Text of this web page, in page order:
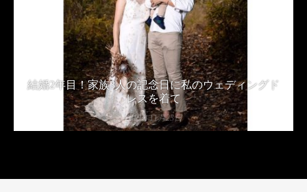
結婚2年目！家族3人の記念日に私のウェディングド
レスを着て
2019年11月23日